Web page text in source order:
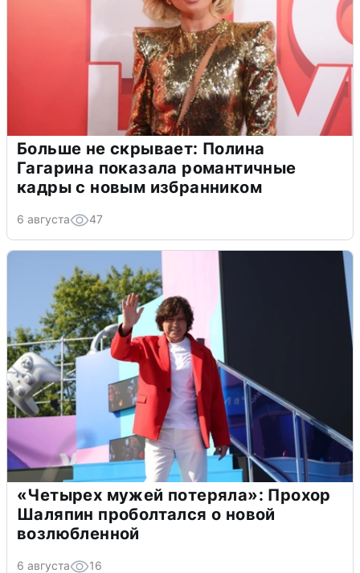
Больше не скрывает: Полина
Гагарина показала романтичные
кадры с новым избранником
6 августа 47
«Четырех мужей потеряла»: Прохор
Шаляпин проболтался о новой
возлюбленной
6 августа 16